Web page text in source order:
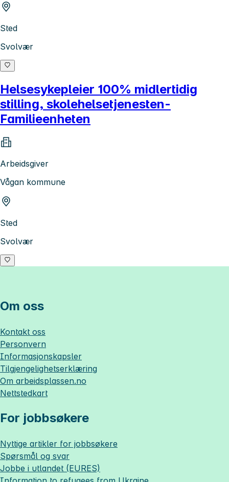
Sted
Svolvær
Helsesykepleier 100% midlertidig
stilling, skolehelsetjenesten-
Familieenheten
Arbeidsgiver
Vågan kommune
Sted
Svolvær
Om oss
Kontakt oss
Personvern
Informasjonskapsler
Tilgjengelighetserklæring
Om arbeidsplassen.no
Nettstedkart
For jobbsøkere
Nyttige artikler for jobbsøkere
Spørsmål og svar
Jobbe i utlandet (EURES)